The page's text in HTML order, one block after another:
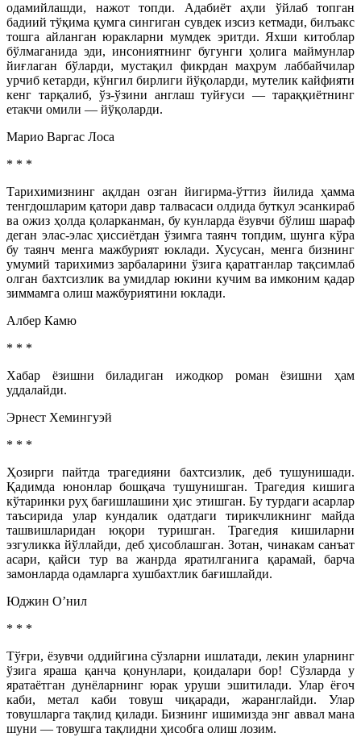
одамийлашди, нажот топди. Адабиёт аҳли ўйлаб топган
бадиий тўқима қумга сингиган сувдек изсиз кетмади, билъакс
тошга айланган юракларни мумдек эритди. Яхши китоблар
бўлмаганида эди, инсониятнинг бугунги ҳолига маймунлар
йиғлаган бўларди, мустақил фикрдан маҳрум лаббайчилар
урчиб кетарди, кўнгил бирлиги йўқоларди, мутелик кайфияти
кенг тарқалиб, ўз-ўзини англаш туйғуси — тараққиётнинг
етакчи омили — йўқоларди.
Марио Варгас Лоса
* * *
Тарихимизнинг ақлдан озган йигирма-ўттиз йилида ҳамма
тенгдошларим қатори давр талвасаси олдида буткул эсанкираб
ва ожиз ҳолда қоларканман, бу кунларда ёзувчи бўлиш шараф
деган элас-элас ҳиссиётдан ўзимга таянч топдим, шунга кўра
бу таянч менга мажбурият юклади. Хусусан, менга бизнинг
умумий тарихимиз зарбаларини ўзига қаратганлар тақсимлаб
олган бахтсизлик ва умидлар юкини кучим ва имконим қадар
зиммамга олиш мажбуриятини юклади.
Албер Камю
* * *
Хабар ёзишни биладиган ижодкор роман ёзишни ҳам
уддалайди.
Эрнест Хемингуэй
* * *
Ҳозирги пайтда трагедияни бахтсизлик, деб тушунишади.
Қадимда юнонлар бошқача тушунишган. Трагедия кишига
кўтаринки руҳ бағишлашини ҳис этишган. Бу турдаги асарлар
таъсирида улар кундалик одатдаги тирикчликнинг майда
ташвишларидан юқори туришган. Трагедия кишиларни
эзгуликка йўллайди, деб ҳисоблашган. Зотан, чинакам санъат
асари, қайси тур ва жанрда яратилганига қарамай, барча
замонларда одамларга хушбахтлик бағишлайди.
Юджин О’нил
* * *
Тўғри, ёзувчи оддийгина сўзларни ишлатади, лекин уларнинг
ўзига яраша қанча қонунлари, қоидалари бор! Сўзларда у
яратаётган дунёларнинг юрак уруши эшитилади. Улар ёғоч
каби, метал каби товуш чиқаради, жаранглайди. Улар
товушларга тақлид қилади. Бизнинг ишимизда энг аввал мана
шуни — товушга тақлидни ҳисобга олиш лозим.